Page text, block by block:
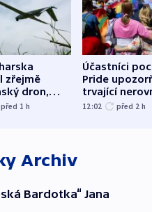
zřejmě
dron,
kilometr
před 1 h
Účastníci
Pride
trvající
12:02 před 2 h
Archiv
Bardotka“ Jana